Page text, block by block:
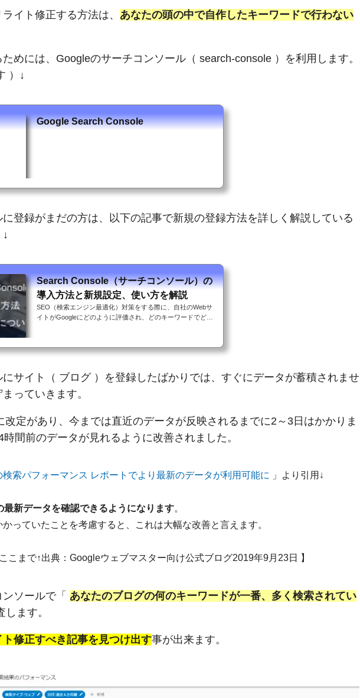
イト修正する方法は、 あなたの頭の中で自作したキーワードで行わない
めには、Googleのサーチコンソール（ search-console ）を利用します。
）↓
Google Search Console
登録がまだの方は、以下の記事で新規の登録方法を詳しく解説している
Search Console（サーチコンソール）の
導入方法と新規設定、使い方を解説
SEO（検索エンジン最適化）対策をする際に、自社のWebサ
イトがGoogleにどのように評価され、どのキーワードでどの
う伝わっているかを知ることができるSearch Console（サー
サイト（ ブログ ）を登録したばかりでは、すぐにデータが蓄積されませ
っていきます。
改定があり、今までは直近のデータが反映されるまでに2～3日はかかりま
時間前のデータが見れるように改善されました。
検索パフォーマンス レポートでより最新のデータが利用可能に 」より引用↓
最新データを確認できるようになります。
っていたことを考慮すると、これは大幅な改善と言えます。
ここまで↑出典：Googleウェブマスター向け公式ブログ2019年9月23日 】
ソールで「 あなたのブログの何のキーワードが一番、多く検索されてい
します。
ト修正すべき記事を見つけ出す事が出来ます。